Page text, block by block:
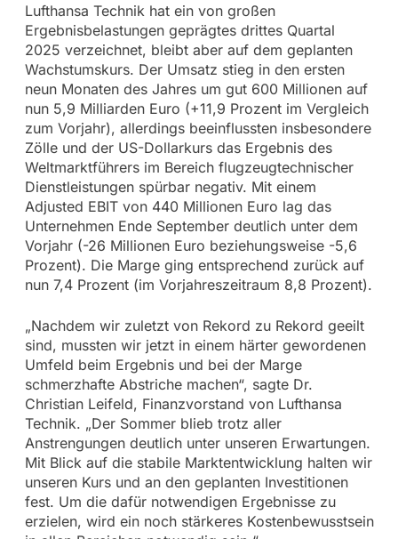
Lufthansa Technik hat ein von großen
Ergebnisbelastungen geprägtes drittes Quartal
2025 verzeichnet, bleibt aber auf dem geplanten
Wachstumskurs. Der Umsatz stieg in den ersten
neun Monaten des Jahres um gut 600 Millionen auf
nun 5,9 Milliarden Euro (+11,9 Prozent im Vergleich
zum Vorjahr), allerdings beeinflussten insbesondere
Zölle und der US-Dollarkurs das Ergebnis des
Weltmarktführers im Bereich flugzeugtechnischer
Dienstleistungen spürbar negativ. Mit einem
Adjusted EBIT von 440 Millionen Euro lag das
Unternehmen Ende September deutlich unter dem
Vorjahr (-26 Millionen Euro beziehungsweise -5,6
Prozent). Die Marge ging entsprechend zurück auf
nun 7,4 Prozent (im Vorjahreszeitraum 8,8 Prozent).
„Nachdem wir zuletzt von Rekord zu Rekord geeilt
sind, mussten wir jetzt in einem härter gewordenen
Umfeld beim Ergebnis und bei der Marge
schmerzhafte Abstriche machen“, sagte Dr.
Christian Leifeld, Finanzvorstand von Lufthansa
Technik. „Der Sommer blieb trotz aller
Anstrengungen deutlich unter unseren Erwartungen.
Mit Blick auf die stabile Marktentwicklung halten wir
unseren Kurs und an den geplanten Investitionen
fest. Um die dafür notwendigen Ergebnisse zu
erzielen, wird ein noch stärkeres Kostenbewusstsein